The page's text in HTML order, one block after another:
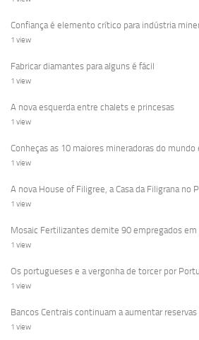
Confiança é elemento crítico para indústria
1 view
Fabricar diamantes para alguns é fácil
1 view
A nova esquerda entre chalets e princesas
1 view
Conheças as 10 maiores mineradoras do mundo
1 view
A nova House of Filigree, a Casa da Filigrana no
1 view
Mosaic Fertilizantes demite 90 empregados em
1 view
Os portugueses e a vergonha de torcer por
1 view
Bancos Centrais continuam a aumentar reservas
1 view